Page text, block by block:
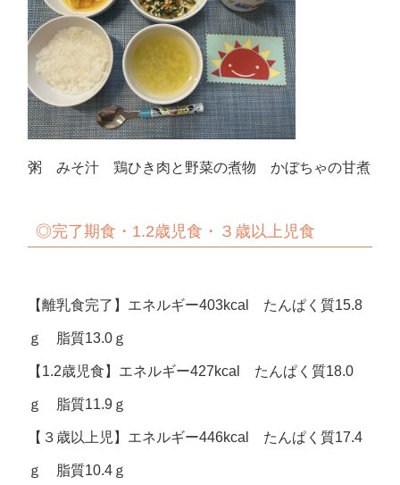
粥 みそ汁 鶏ひき肉と野菜の煮物 かぼちゃの甘煮
◎完了期食・1.2歳児食・３歳以上児食
【離乳食完了】エネルギー403kcal たんぱく質15.8
ｇ 脂質13.0ｇ
【1.2歳児食】エネルギー427kcal たんぱく質18.0
ｇ 脂質11.9ｇ
【３歳以上児】エネルギー446kcal たんぱく質17.4
ｇ 脂質10.4ｇ